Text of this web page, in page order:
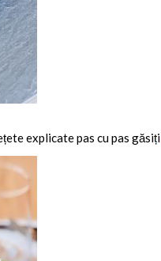
explicate pas cu pas găsiți